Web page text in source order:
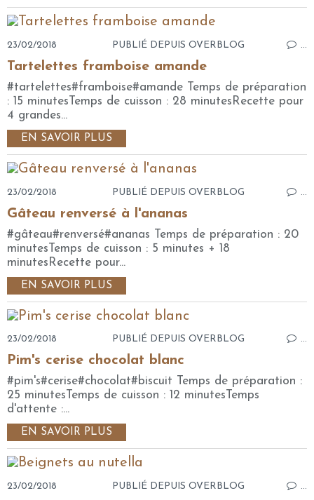
23/02/2018 PUBLIÉ DEPUIS OVERBLOG …
Tartelettes framboise amande
#tartelettes#framboise#amande Temps de préparation
: 15 minutesTemps de cuisson : 28 minutesRecette pour
4 grandes...
EN SAVOIR PLUS
23/02/2018 PUBLIÉ DEPUIS OVERBLOG …
Gâteau renversé à l'ananas
#gâteau#renversé#ananas Temps de préparation : 20
minutesTemps de cuisson : 5 minutes + 18
minutesRecette pour...
EN SAVOIR PLUS
23/02/2018 PUBLIÉ DEPUIS OVERBLOG …
Pim's cerise chocolat blanc
#pim's#cerise#chocolat#biscuit Temps de préparation :
25 minutesTemps de cuisson : 12 minutesTemps
d'attente :...
EN SAVOIR PLUS
23/02/2018 PUBLIÉ DEPUIS OVERBLOG …